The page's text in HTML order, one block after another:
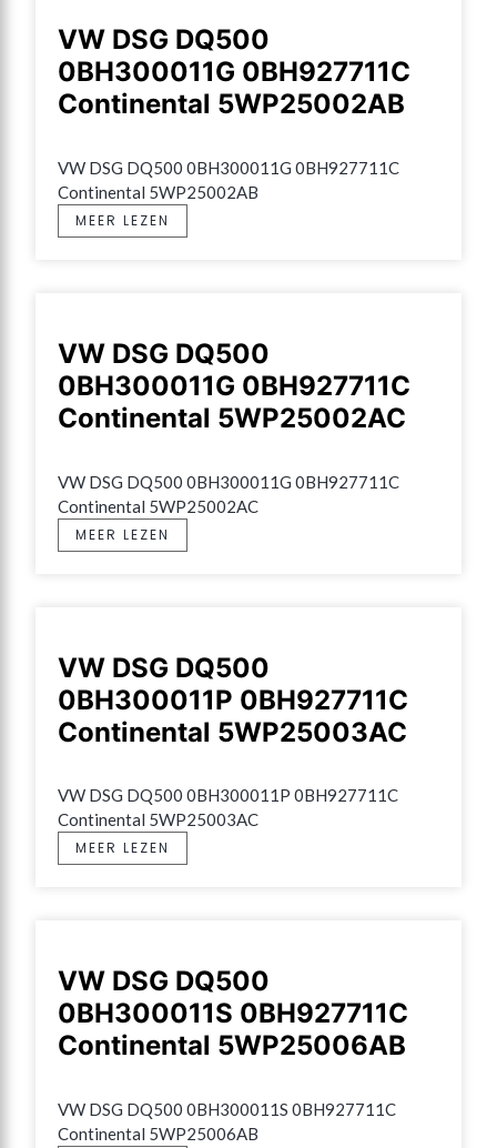
VW DSG DQ500
0BH300011G 0BH927711C
Continental 5WP25002AB
VW DSG DQ500 0BH300011G 0BH927711C
Continental 5WP25002AB
MEER LEZEN
VW DSG DQ500
0BH300011G 0BH927711C
Continental 5WP25002AC
VW DSG DQ500 0BH300011G 0BH927711C
Continental 5WP25002AC
MEER LEZEN
VW DSG DQ500
0BH300011P 0BH927711C
Continental 5WP25003AC
VW DSG DQ500 0BH300011P 0BH927711C
Continental 5WP25003AC
MEER LEZEN
VW DSG DQ500
0BH300011S 0BH927711C
Continental 5WP25006AB
VW DSG DQ500 0BH300011S 0BH927711C
Continental 5WP25006AB